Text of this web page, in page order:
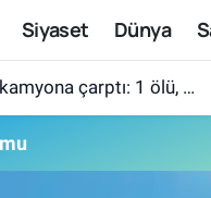
Siyaset Dünya
çarptı: 1 ölü, 7 yaralı